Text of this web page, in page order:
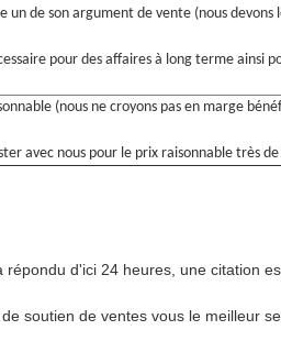
un de son argument de vente (nous devons
pour des affaires à long terme ainsi
(nous ne croyons pas en marge
avec nous pour le prix raisonnable très
d'ici 24 heures, une citation
soutien de ventes vous le meilleur